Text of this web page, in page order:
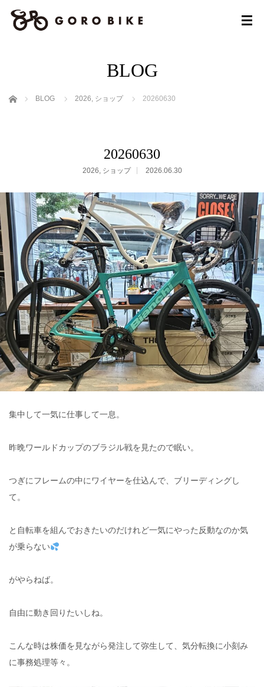
BLOG
ホーム BLOG 2026, ショップ 20260630
20260630
2026, ショップ 2026.06.30
集中して一気に仕事して一息。
昨晩ワールドカップのブラジル戦を見たので眠い。
つぎにフレームの中にワイヤーを仕込んで、ブリーディングし
て。
と自転車を組んでおきたいのだけれど一気にやった反動なのか気
が乗らない
がやらねば。
自由に動き回りたいしね。
こんな時は株価を見ながら発注して弥生して、気分転換に小刻み
に事務処理等々。